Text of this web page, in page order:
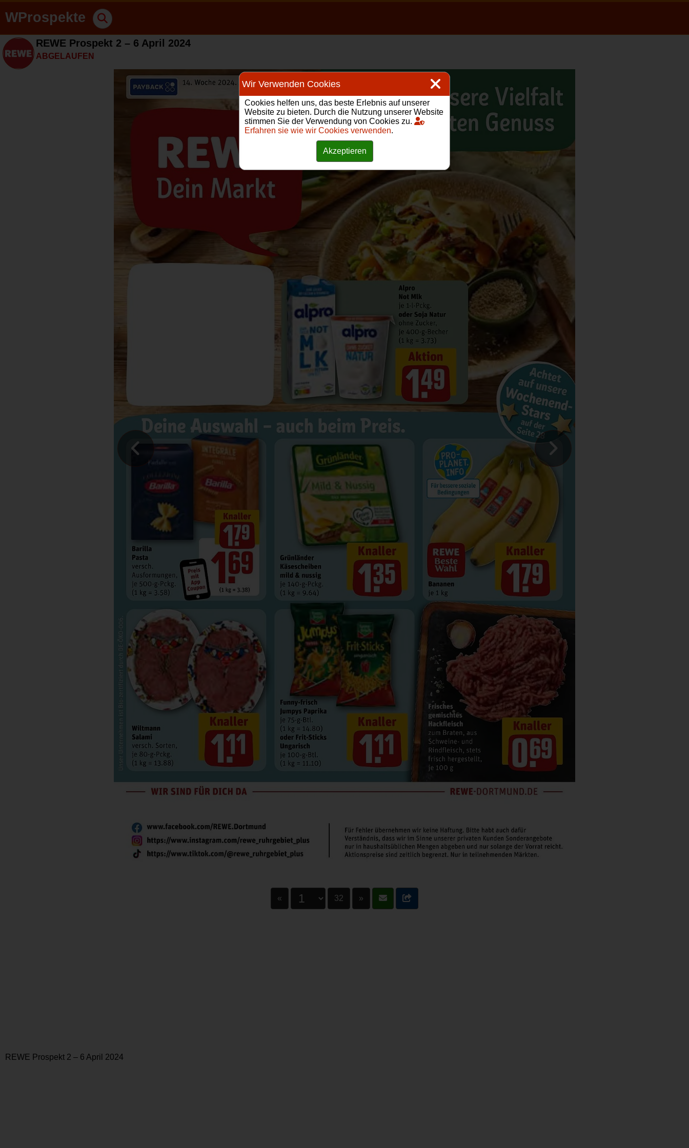
WProspekte
REWE Prospekt 2 – 6 April 2024
ABGELAUFEN
« 32 »
REWE Prospekt 2 – 6 April 2024
Wir Verwenden Cookies
Cookies helfen uns, das beste Erlebnis auf unserer
Website zu bieten. Durch die Nutzung unserer Website
stimmen Sie der Verwendung von Cookies zu.
Erfahren sie wie wir Cookies verwenden.
Akzeptieren